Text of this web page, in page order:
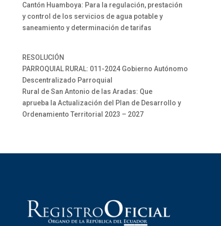
Cantón Huamboya: Para la regulación, prestación
y control de los servicios de agua potable y
saneamiento y determinación de tarifas
RESOLUCIÓN
PARROQUIAL RURAL: 011-2024 Gobierno Autónomo
Descentralizado Parroquial
Rural de San Antonio de las Aradas: Que
aprueba la Actualización del Plan de Desarrollo y
Ordenamiento Territorial 2023 – 2027